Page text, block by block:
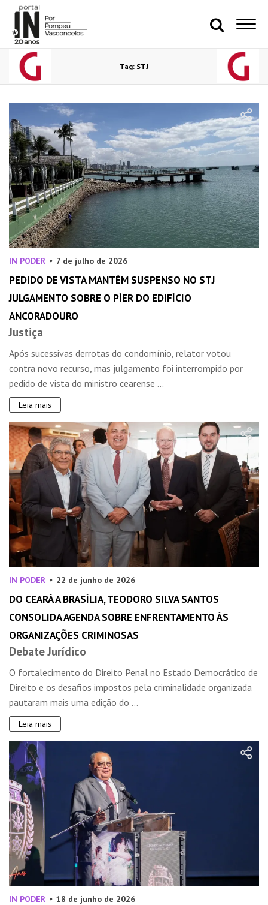
Tag: STJ
IN PODER 7 de julho de 2026
PEDIDO DE VISTA MANTÉM SUSPENSO NO STJ
JULGAMENTO SOBRE O PÍER DO EDIFÍCIO
ANCORADOURO
Justiça
Após sucessivas derrotas do condomínio, relator votou
contra novo recurso, mas julgamento foi interrompido por
pedido de vista do ministro cearense ...
Leia mais
IN PODER 22 de junho de 2026
DO CEARÁ A BRASÍLIA, TEODORO SILVA SANTOS
CONSOLIDA AGENDA SOBRE ENFRENTAMENTO ÀS
ORGANIZAÇÕES CRIMINOSAS
Debate Jurídico
O fortalecimento do Direito Penal no Estado Democrático de
Direito e os desafios impostos pela criminalidade organizada
pautaram mais uma edição do ...
Leia mais
IN PODER 18 de junho de 2026